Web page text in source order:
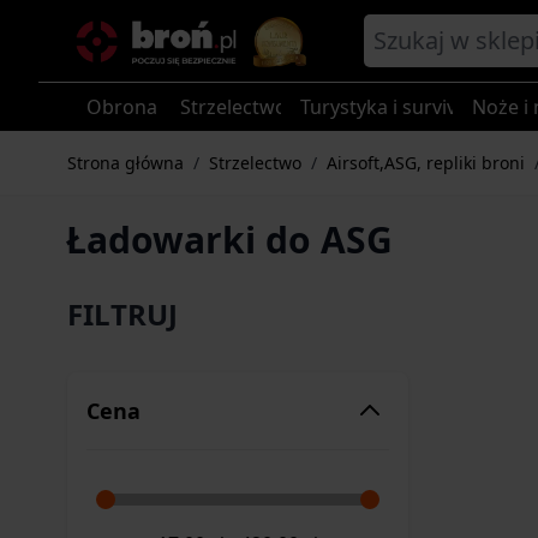
Obrona Strzelectwo Turystyka i survival Noże i
Strona główna / Strzelectwo / Airsoft,ASG, repliki broni
Ładowarki do ASG
FILTRUJ
Cena